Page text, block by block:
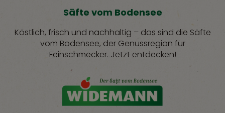
Säfte vom Bodensee
Köstlich, frisch und nachhaltig – das sind die Säfte
vom Bodensee, der Genussregion für
Feinschmecker. Jetzt entdecken!